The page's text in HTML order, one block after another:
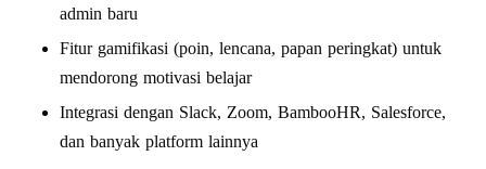
admin baru
Fitur gamifikasi (poin, lencana, papan peringkat) untuk
mendorong motivasi belajar
Integrasi dengan Slack, Zoom, BambooHR, Salesforce,
dan banyak platform lainnya